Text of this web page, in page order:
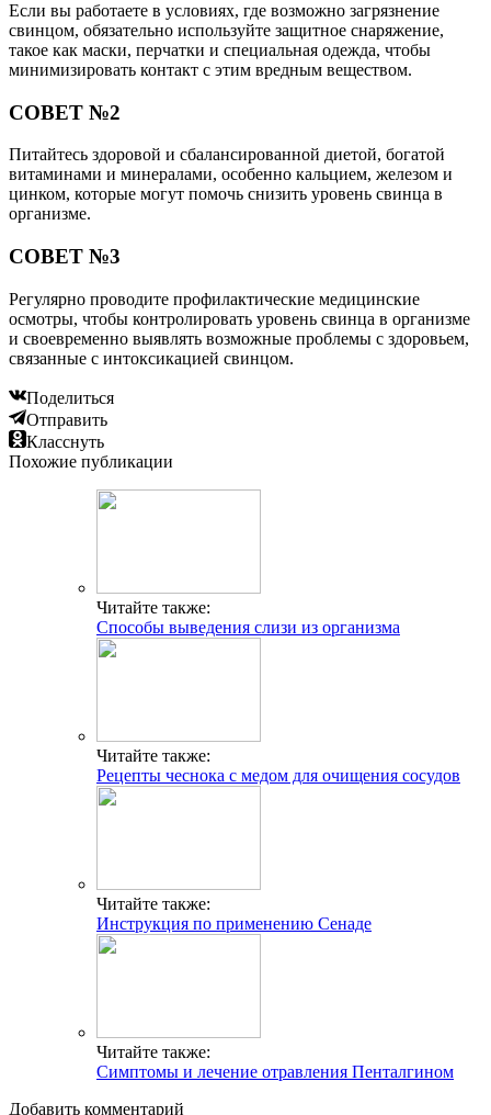
Если вы работаете в условиях, где возможно загрязнение
свинцом, обязательно используйте защитное снаряжение,
такое как маски, перчатки и специальная одежда, чтобы
минимизировать контакт с этим вредным веществом.
СОВЕТ №2
Питайтесь здоровой и сбалансированной диетой, богатой
витаминами и минералами, особенно кальцием, железом и
цинком, которые могут помочь снизить уровень свинца в
организме.
СОВЕТ №3
Регулярно проводите профилактические медицинские
осмотры, чтобы контролировать уровень свинца в организме
и своевременно выявлять возможные проблемы с здоровьем,
связанные с интоксикацией свинцом.
Поделиться
Отправить
Класснуть
Похожие публикации
Читайте также:
Способы выведения слизи из организма
Читайте также:
Рецепты чеснока с медом для очищения сосудов
Читайте также:
Инструкция по применению Сенаде
Читайте также:
Симптомы и лечение отравления Пенталгином
Добавить комментарий